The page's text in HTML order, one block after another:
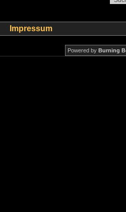
Impressum
Powered by Burning